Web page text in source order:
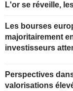
L'or se réveille,
Les bourses
majoritairement
investisseurs
Perspectives
valorisations